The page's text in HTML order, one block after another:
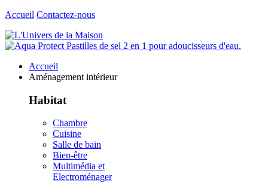
Accueil Contactez-nous
Accueil
Aménagement intérieur
Habitat
Chambre
Cuisine
Salle de bain
Bien-être
Multimédia et
Electroménager